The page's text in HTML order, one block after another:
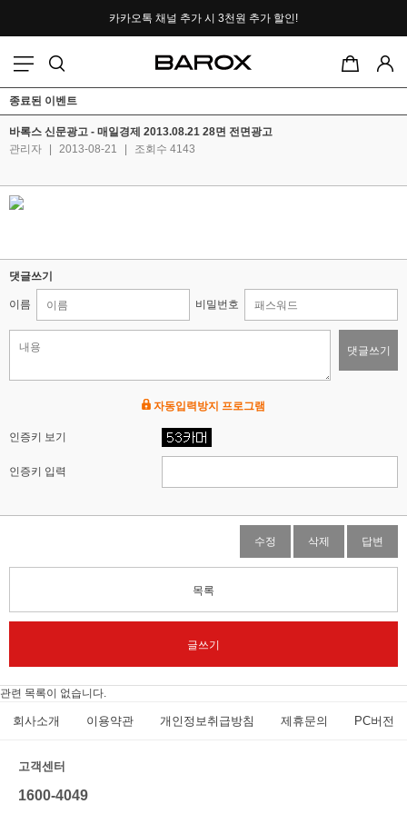
카카오톡 채널 추가 시 3천원 추가 할인!
포토후기 작성 시 2000P 적립
종료된 이벤트
바록스 신문광고 - 매일경제 2013.08.21 28면 전면광고
관리자
2013-08-21 조회수 4143
댓글쓰기
이름 비밀번호
댓글쓰기
자동입력방지 프로그램
인증키 보기
인증키 입력
수정 삭제 답변
목록
글쓰기
관련 목록이 없습니다.
회사소개 이용약관 개인정보취급방침 제휴문의 PC버전
고객센터
1600-4049